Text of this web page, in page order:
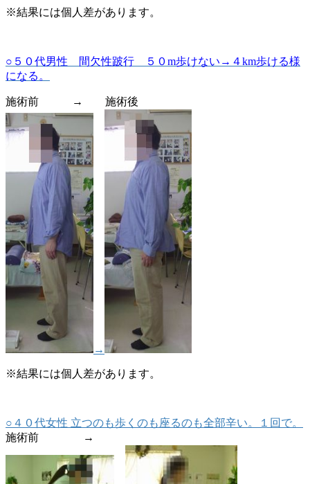
※結果には個人差があります。
○５０代男性 間欠性跛行 ５０m歩けない→４km歩ける様
になる。
施術前 → 施術後
→
※結果には個人差があります。
○４０代女性 立つのも歩くのも座るのも全部辛い。１回で。
施術前 →